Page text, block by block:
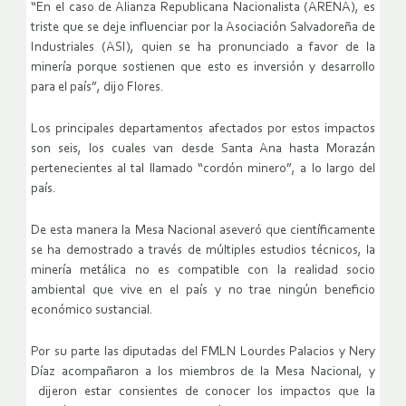
“En el caso de Alianza Republicana Nacionalista (ARENA), es
triste que se deje influenciar por la Asociación Salvadoreña de
Industriales (ASI), quien se ha pronunciado a favor de la
minería porque sostienen que esto es inversión y desarrollo
para el país”, dijo Flores.
Los principales departamentos afectados por estos impactos
son seis, los cuales van desde Santa Ana hasta Morazán
pertenecientes al tal llamado “cordón minero”, a lo largo del
país.
De esta manera la Mesa Nacional aseveró que científicamente
se ha demostrado a través de múltiples estudios técnicos, la
minería metálica no es compatible con la realidad socio
ambiental que vive en el país y no trae ningún beneficio
económico sustancial.
Por su parte las diputadas del FMLN Lourdes Palacios y Nery
Díaz acompañaron a los miembros de la Mesa Nacional, y
dijeron estar consientes de conocer los impactos que la